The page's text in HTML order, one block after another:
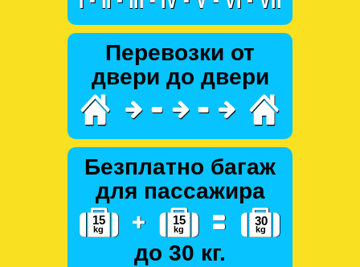
Перевозки от
двери до двери
Безплатно багаж
для пассажира
до 30 кг.